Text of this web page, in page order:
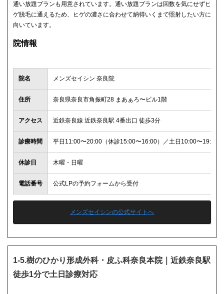
通い放題プランも用意されています。通い放題プランは回数を気にせずヒ
ゲ脱毛に通えるため、ヒゲの濃さに合わせて納得いくまで照射したい方に
向いています。
院情報
院名 メンズセイシン 奈良院
住所 奈良県奈良市角振町28 まあぁろ〜ビル1階
アクセス 近鉄奈良線 近鉄奈良駅 4番出口 徒歩3分
診療時間 平日11:00〜20:00（休診15:00〜16:00）／土日10:00〜19:00
休診日 木曜・日曜
電話番号 公式LPの予約フォームから受付
メンズセイシンの公式サイトへ
1-5.樹のひかり形成外科・皮ふ科奈良本院｜近鉄奈良駅
徒歩1分で土日診療対応